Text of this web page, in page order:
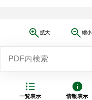
一覧表示 情報表示
拡大 縮小